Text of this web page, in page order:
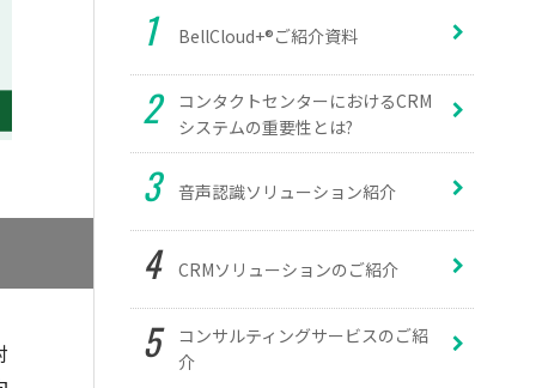
BellCloud+®ご紹介資料
コンタクトセンターにおけるCRM
システムの重要性とは?
音声認識ソリューション紹介
CRMソリューションのご紹介
コンサルティングサービスのご紹
介